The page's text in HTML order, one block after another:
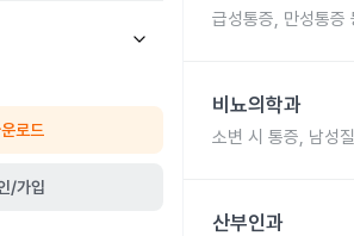
로드
/가입
급성통증, 만성통증
비뇨의학과
소변 시 통증, 남성
산부인과